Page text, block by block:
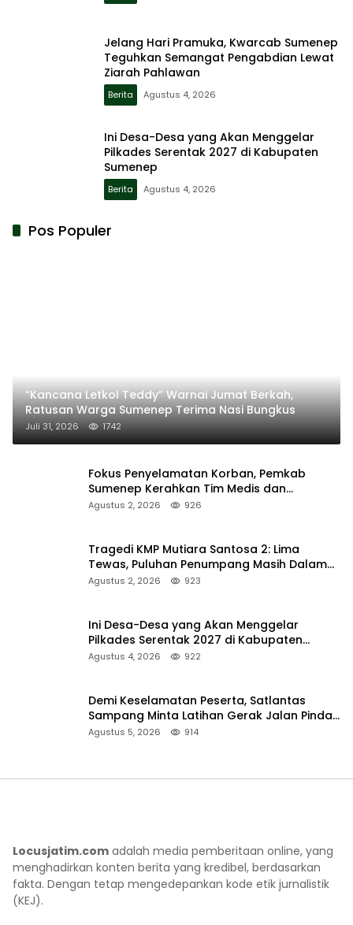
Jelang Hari Pramuka, Kwarcab Sumenep
Teguhkan Semangat Pengabdian Lewat
Ziarah Pahlawan
Berita Agustus 4, 2026
Ini Desa-Desa yang Akan Menggelar
Pilkades Serentak 2027 di Kabupaten
Sumenep
Berita Agustus 4, 2026
Pos Populer
“Kancana Letkol Teddy” Warnai Jumat Berkah,
Ratusan Warga Sumenep Terima Nasi Bungkus
Juli 31, 2026 1742
Fokus Penyelamatan Korban, Pemkab
Sumenep Kerahkan Tim Medis dan
Ambulans ke Pelabuhan Kalianget
Agustus 2, 2026 926
Tragedi KMP Mutiara Santosa 2: Lima
Tewas, Puluhan Penumpang Masih Dalam
Pencarian
Agustus 2, 2026 923
Ini Desa-Desa yang Akan Menggelar
Pilkades Serentak 2027 di Kabupaten
Sumenep
Agustus 4, 2026 922
Demi Keselamatan Peserta, Satlantas
Sampang Minta Latihan Gerak Jalan Pindah
ke Lokasi Aman
Agustus 5, 2026 914
Locusjatim.com adalah media pemberitaan online, yang
menghadirkan konten berita yang kredibel, berdasarkan
fakta. Dengan tetap mengedepankan kode etik jurnalistik
(KEJ).